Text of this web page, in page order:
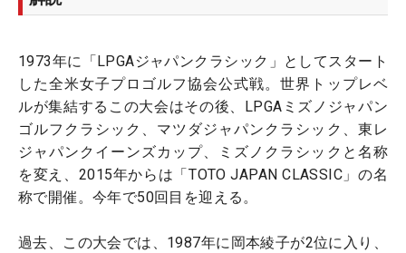
1973年に「LPGAジャパンクラシック」としてスタート
した全米女子プロゴルフ協会公式戦。世界トップレベ
ルが集結するこの大会はその後、LPGAミズノジャパン
ゴルフクラシック、マツダジャパンクラシック、東レ
ジャパンクイーンズカップ、ミズノクラシックと名称
を変え、2015年からは「TOTO JAPAN CLASSIC」の名
称で開催。今年で50回目を迎える。
過去、この大会では、1987年に岡本綾子が2位に入り、